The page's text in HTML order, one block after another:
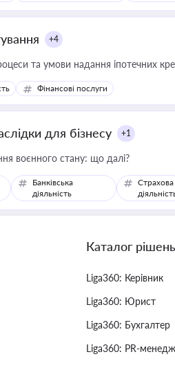
+4
та умови надання іпотечних
Фінансові послуги
для бізнесу +1
воєнного стану: що далі?
Банківська
діяльність
Страхова
Каталог рішень
Liga360: Керівник
Liga360: Юрист
Liga360: Бухгалтер
Liga360: PR-